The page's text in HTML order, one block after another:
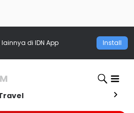
lainnya di IDN App Install